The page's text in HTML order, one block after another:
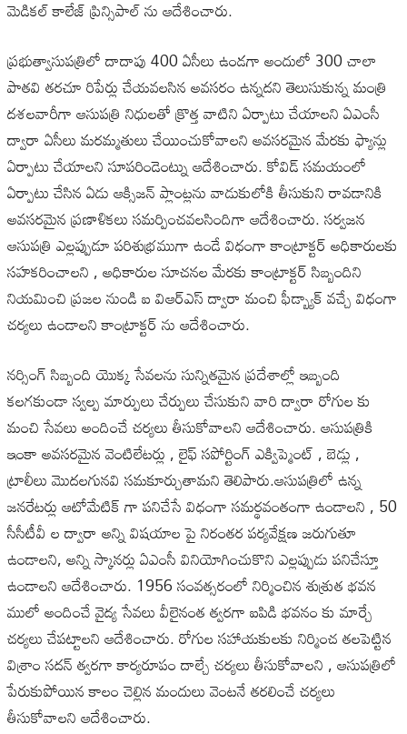
మెడికల్ కాలేజ్ ప్రిన్సిపాల్ ను ఆదేశించారు.
ప్రభుత్వాసుపత్రిలో దాదాపు 400 ఏసీలు ఉండగా అందులో 300 చాలా
పాతవి తరచూ రిపేర్లు చేయవలసిన అవసరం ఉన్నదని తెలుసుకున్న మంత్రి
దశలవారీగా ఆసుపత్రి నిధులతో క్రొత్త వాటిని ఏర్పాటు చేయాలని ఏఎంసీ
ద్వారా ఏసీలు మరమ్మతులు చేయించుకోవాలని అవసరమైన మేరకు ఫ్యాన్లు
ఏర్పాటు చేయాలని సూపరిండెంట్ను ఆదేశించారు. కోవిడ్ సమయంలో
ఏర్పాటు చేసిన ఏడు ఆక్సిజన్ ప్లాంట్లను వాడుకులోకి తీసుకుని రావడానికి
అవసరమైన ప్రణాళికలు సమర్పించవలసిందిగా ఆదేశించారు. సర్వజన
ఆసుపత్రి ఎల్లప్పుడూ పరిశుభ్రముగా ఉండే విధంగా కాంట్రాక్టర్ అధికారులకు
సహకరించాలని , అధికారుల సూచనల మేరకు కాంట్రాక్టర్ సిబ్బందిని
నియమించి ప్రజల నుండి ఐ విఆర్ఎస్ ద్వారా మంచి ఫీడ్బ్యాక్ వచ్చే విధంగా
చర్యలు ఉండాలని కాంట్రాక్టర్ ను ఆదేశించారు.
నర్సింగ్ సిబ్బంది యొక్క సేవలను సున్నితమైన ప్రదేశాల్లో ఇబ్బంది
కలగకుండా స్వల్ప మార్పులు చేర్పులు చేసుకుని వారి ద్వారా రోగుల కు
మంచి సేవలు అందించే చర్యలు తీసుకోవాలని ఆదేశించారు. ఆసుపత్రికి
ఇంకా అవసరమైన వెంటిలేటర్లు , లైఫ్ సపోర్టింగ్ ఎక్విప్మెంట్ , బెడ్లు ,
ట్రాలీలు మొదలగునవి సమకూర్చుతామని తెలిపారు.ఆసుపత్రిలో ఉన్న
జనరేటర్లు ఆటోమేటిక్ గా పనిచేసే విధంగా సమర్థవంతంగా ఉండాలని , 50
సీసీటీవీ ల ద్వారా అన్ని విషయాల పై నిరంతర పర్యవేక్షణ జరుగుతూ
ఉండాలని, అన్ని స్కానర్లు ఏఎంసీ వినియోగించుకొని ఎల్లప్పుడు పనిచేస్తూ
ఉండాలని ఆదేశించారు. 1956 సంవత్సరంలో నిర్మించిన శుశ్రుత భవన
ములో అందించే వైద్య సేవలు వీలైనంత త్వరగా ఐపిడి భవనం కు మార్చే
చర్యలు చేపట్టాలని ఆదేశించారు. రోగుల సహాయకులకు నిర్మించ తలపెట్టిన
విశ్రాం సదన్ త్వరగా కార్యరూపం దాల్చే చర్యలు తీసుకోవాలని , ఆసుపత్రిలో
పేరుకుపోయిన కాలం చెల్లిన మందులు వెంటనే తరలించే చర్యలు
తీసుకోవాలని ఆదేశించారు.